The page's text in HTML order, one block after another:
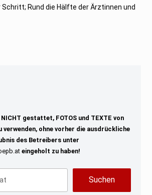
Rund die Hälfte der Ärztinnen und
gestattet, FOTOS und TEXTE von
verwenden, ohne vorher die ausdrückliche
des Betreibers unter
eingeholt zu haben!
Suchen